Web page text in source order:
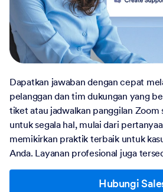
Dapatkan jawaban dengan cepat
pelanggan dan tim dukungan yang
tiket atau jadwalkan panggilan Zoom
untuk segala hal, mulai dari
memikirkan praktik terbaik untuk
Anda. Layanan profesional juga
Hubungi